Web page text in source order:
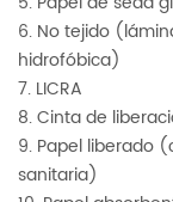
6. No tejido
hidrofóbica)
7. LICRA
8. Cinta de
9. Papel liberado
sanitaria)